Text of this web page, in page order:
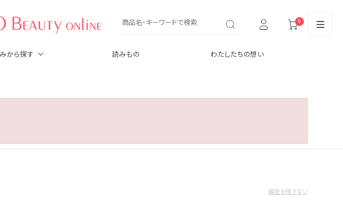
0
から探す 読みもの わたしたちの想い
履歴を残さない